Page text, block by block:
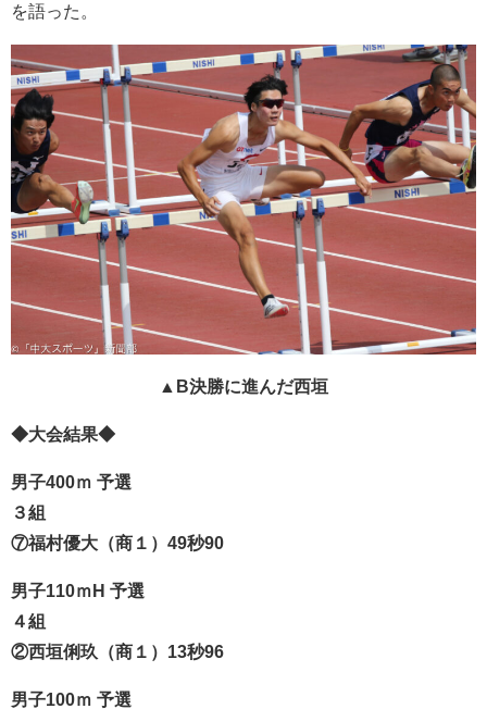
を語った。
▲B決勝に進んだ西垣
◆大会結果◆
男子400ｍ 予選
３組
⑦福村優大（商１）49秒90
男子110ｍH 予選
４組
②西垣俐玖（商１）13秒96
男子100ｍ 予選